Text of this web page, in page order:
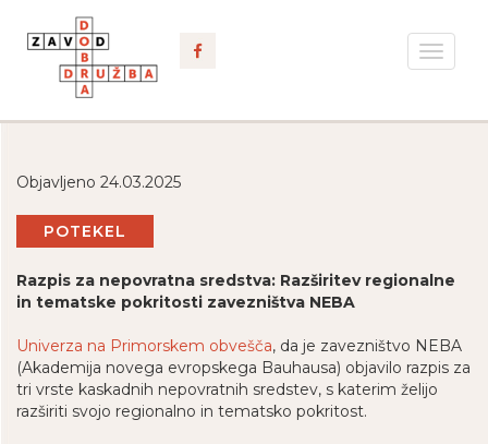
Toggle
Objavljeno 24.03.2025
POTEKEL
Razpis za nepovratna sredstva: Razširitev regionalne
in tematske pokritosti zavezništva NEBA
Univerza na Primorskem obvešča, da je zavezništvo NEBA
(Akademija novega evropskega Bauhausa) objavilo razpis za
tri vrste kaskadnih nepovratnih sredstev, s katerim želijo
razširiti svojo regionalno in tematsko pokritost.